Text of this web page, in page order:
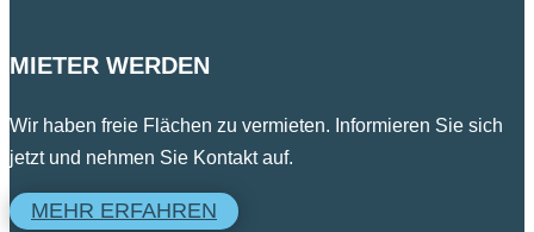
MIETER WERDEN
Wir haben freie Flächen zu vermieten. Informieren Sie sich
jetzt und nehmen Sie Kontakt auf.
MEHR ERFAHREN